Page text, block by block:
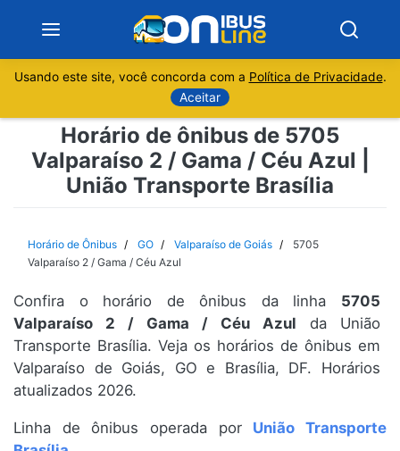
Sobre
Minas Gerais
Espírito Santo
Paraná
Santa Catarina
Usando este site, você concorda com a Política de Privacidade.
Aceitar
Horário de ônibus de 5705
Valparaíso 2 / Gama / Céu Azul |
União Transporte Brasília
Horário de Ônibus GO Valparaíso de Goiás
5705
Valparaíso 2 / Gama / Céu Azul
Confira o horário de ônibus da linha 5705
Valparaíso 2 / Gama / Céu Azul da União
Transporte Brasília. Veja os horários de ônibus em
Valparaíso de Goiás, GO e Brasília, DF. Horários
atualizados 2026.
Linha de ônibus operada por União Transporte